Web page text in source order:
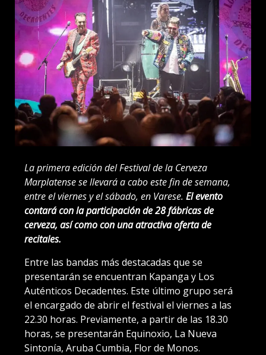
La primera edición del Festival de la Cerveza
Marplatense se llevará a cabo este fin de semana,
entre el viernes y el sábado, en Varese. El evento
contará con la participación de 28 fábricas de
cerveza, así como con una atractiva oferta de
recitales.
Entre las bandas más destacadas que se
presentarán se encuentran Kapanga y Los
Auténticos Decadentes. Este último grupo será
el encargado de abrir el festival el viernes a las
22.30 horas. Previamente, a partir de las 18.30
horas, se presentarán Equinoxio, La Nueva
Sintonía, Aruba Cumbia, Flor de Monos.